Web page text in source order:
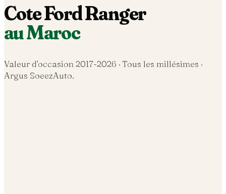
CoteFordRanger
au Maroc
Valeur d'occasion 2017-2026 · Tous les millésimes ·
Argus SoeezAuto.